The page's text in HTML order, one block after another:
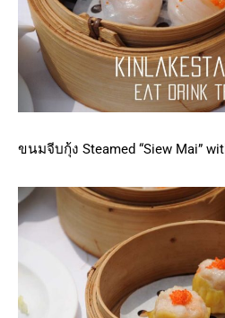
ขนมจีบกุ้ง Steamed “Siew Mai”